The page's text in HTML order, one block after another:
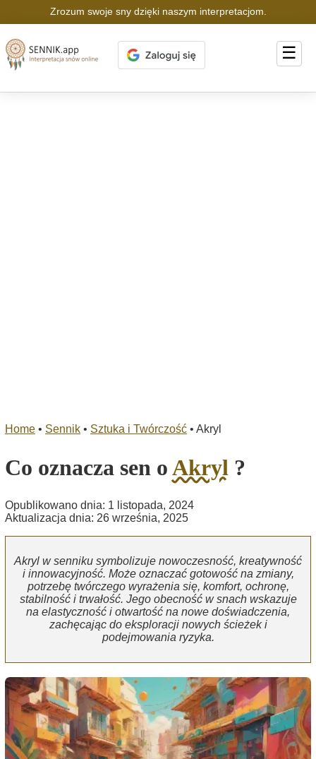
Zrozum swoje sny dzięki naszym interpretacjom.
☰
Home • Sennik • Sztuka i Twórczość • Akryl
Co oznacza sen oAkryl ?
Opublikowano dnia: 1 listopada, 2024
Aktualizacja dnia: 26 września, 2025
Akryl w senniku symbolizuje nowoczesność, kreatywność
i innowacyjność. Może oznaczać gotowość na zmiany,
potrzebę twórczego wyrażenia się, komfort, ochronę,
stabilność i trwałość. Jego obecność w snach wskazuje
na elastyczność i otwartość na nowe doświadczenia,
zachęcając do eksploracji nowych ścieżek i
podejmowania ryzyka.